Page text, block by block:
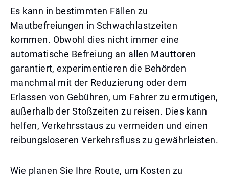
Es kann in bestimmten Fällen zu
Mautbefreiungen in Schwachlastzeiten
kommen. Obwohl dies nicht immer eine
automatische Befreiung an allen Mauttoren
garantiert, experimentieren die Behörden
manchmal mit der Reduzierung oder dem
Erlassen von Gebühren, um Fahrer zu ermutigen,
außerhalb der Stoßzeiten zu reisen. Dies kann
helfen, Verkehrsstaus zu vermeiden und einen
reibungsloseren Verkehrsfluss zu gewährleisten.
Wie planen Sie Ihre Route, um Kosten zu